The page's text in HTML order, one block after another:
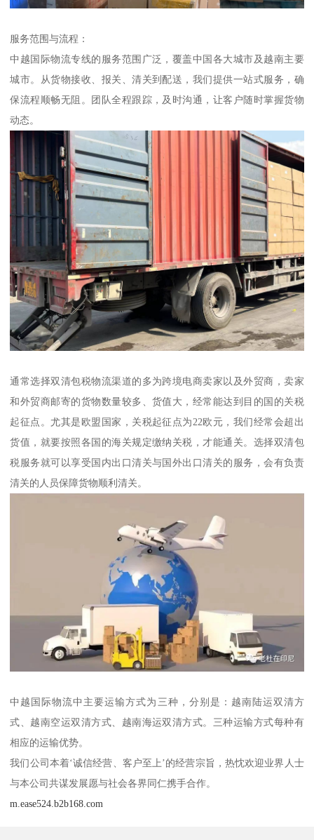
服务范围与流程：
中越国际物流专线的服务范围广泛，覆盖中国各大城市及越南主要
城市。从货物接收、报关、清关到配送，我们提供一站式服务，确
保流程顺畅无阻。团队全程跟踪，及时沟通，让客户随时掌握货物
动态。
通常选择双清包税物流渠道的多为跨境电商卖家以及外贸商，卖家
和外贸商邮寄的货物数量较多、货值大，经常能达到目的国的关税
起征点。尤其是欧盟国家，关税起征点为22欧元，我们经常会超出
货值，就要按照各国的海关规定缴纳关税，才能通关。选择双清包
税服务就可以享受国内出口清关与国外出口清关的服务，会有负责
清关的人员保障货物顺利清关。
中越国际物流中主要运输方式为三种，分别是：越南陆运双清方
式、越南空运双清方式、越南海运双清方式。三种运输方式每种有
相应的运输优势。
我们公司本着‘诚信经营、客户至上’的经营宗旨，热忱欢迎业界人士
与本公司共谋发展愿与社会各界同仁携手合作。
m.ease524.b2b168.com